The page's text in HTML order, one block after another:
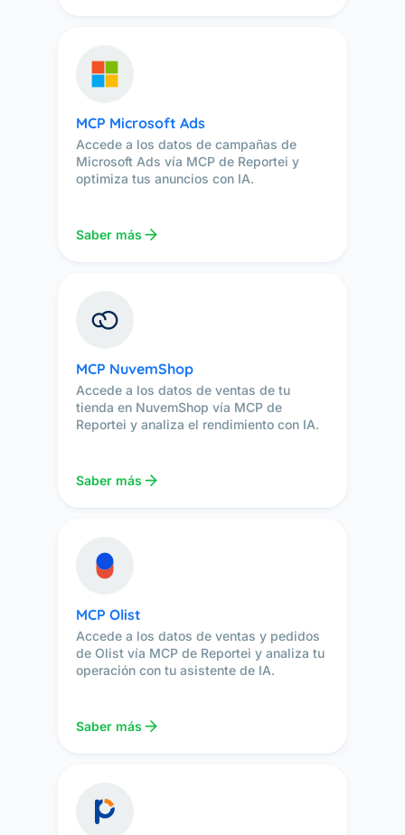
MCP Microsoft Ads
Accede a los datos de campañas de
Microsoft Ads vía MCP de Reportei y
optimiza tus anuncios con IA.
Saber más
MCP NuvemShop
Accede a los datos de ventas de tu
tienda en NuvemShop vía MCP de
Reportei y analiza el rendimiento con IA.
Saber más
MCP Olist
Accede a los datos de ventas y pedidos
de Olist vía MCP de Reportei y analiza tu
operación con tu asistente de IA.
Saber más